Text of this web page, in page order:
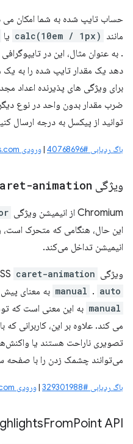
مانند calc(10em / 1px) یا
. به عنوان مثال، این در
دهد یک مقدار تایپ شده را به یک
برای ویژگی های پذیرنده اعداد
ضرب مقدار بدون واحد در نوع
توانید از پیکسل به درجه ارسال
باگ ردیابی #40768696 |ورودی ChromeStatus.com
ویژگی CSS animation
Chromium از انیمیشن ویژگی
این حال، هنگامی که متحرک
انیمیشن تداخل می‌کند.
ویژگی CSS caret-animation
manual . auto به معنای
manual
می کند. علاوه بر این، کاربرانی
تصویری ناراحت هستند یا
می‌توانند چشمک زدن را با صفحه
باگ ردیابی #329301988 |ورودی ChromeStatus.com
FromPoint API